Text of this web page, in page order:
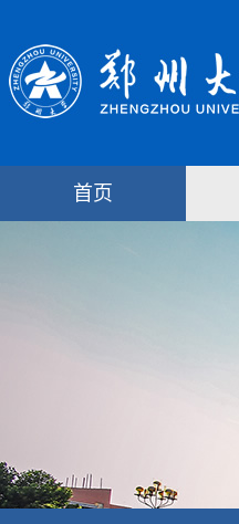
首页